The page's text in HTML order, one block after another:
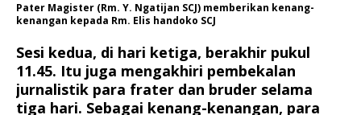
Pater Magister (Rm. Y. Ngatijan SCJ) memberikan kenang-
kenangan kepada Rm. Elis handoko SCJ
Sesi kedua, di hari ketiga, berakhir pukul
11.45. Itu juga mengakhiri pembekalan
jurnalistik para frater dan bruder selama
tiga hari. Sebagai kenang-kenangan, para